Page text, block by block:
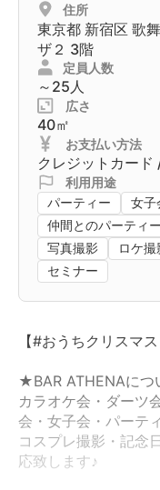
住所
東京都 新宿区 歌
ザ２ 3階
定員人数
～25人
広さ
40㎡
お支払い方法
クレジットカード
利用用途
パーティー
女子
仲間とのパーティー
写真撮影
ロケ撮
セミナー
【#おうちクリスマス
★BAR ATHENAにつ
カラオケ会・ダーツ
会・女子会・パーテ
コスプレ撮影・記念
応致します♪